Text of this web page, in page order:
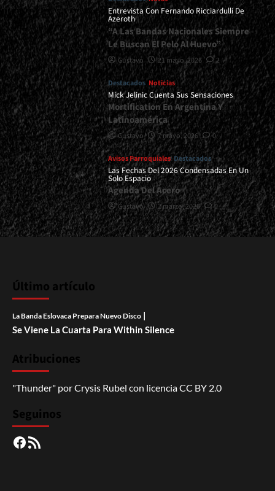
Entrevista Con Fernando Ricciardulli De
Azeroth
“A Las Bandas Nacionales Siempre
Le Buscan El Pelo Al Huevo”
Gustavo 21 mayo, 2026 2
Destacados Noticias
Mick Jelinic Cuenta Sus Sensaciones
Mortification En Argentina Y
Latinoamérica
Gustavo 7 mayo, 2026 0
Avisos Parroquiales Destacados
Las Fechas Del 2026 Condensadas En Un
Solo Espacio
Agenda Del Acero
Gustavo 2 marzo, 2026 0
Último artículo
La Banda Eslovaca Prepara Nuevo Disco |
Se Viene La Cuarta Para Within Silence
Atribuciones
"Thunder" porCrysis Rubel con licenciaCC BY 2.0
Seguinos
Facebook
RSS